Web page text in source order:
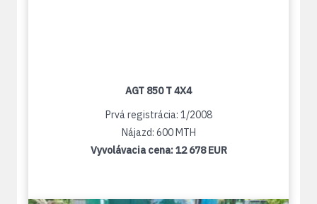
AGT 850 T 4X4
Prvá registrácia: 1/2008
Nájazd: 600 MTH
Vyvolávacia cena:12 678 EUR